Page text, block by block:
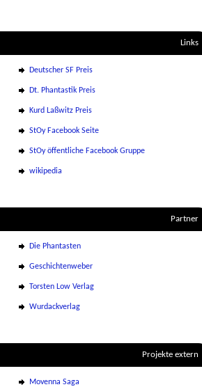
Links
Deutscher SF Preis
Dt. Phantastik Preis
Kurd Laßwitz Preis
StOy Facebook Seite
StOy öffentliche Facebook Gruppe
wikipedia
Partner
Die Phantasten
Geschichtenweber
Torsten Low Verlag
Wurdackverlag
Projekte extern
Movenna Saga